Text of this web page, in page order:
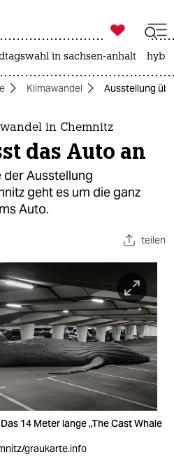
ich
ich

taz zahl ich
in sachsen-anhalt
Klimawandel Ausstellung
in Chemnitz
das Auto an
der Ausstellung
geht es um die ganz
Auto.
teilen
14 Meter lange „The Cast Whale
graukarte.info